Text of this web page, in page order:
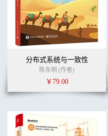
分布式系统与一致性
陈东明 (作者)
￥79.00